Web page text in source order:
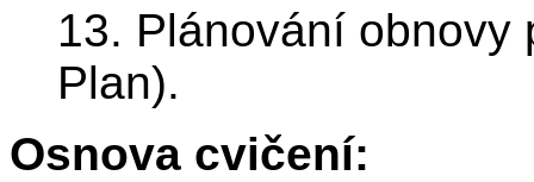
13. Plánování obnovy
Plan).
Osnova cvičení: